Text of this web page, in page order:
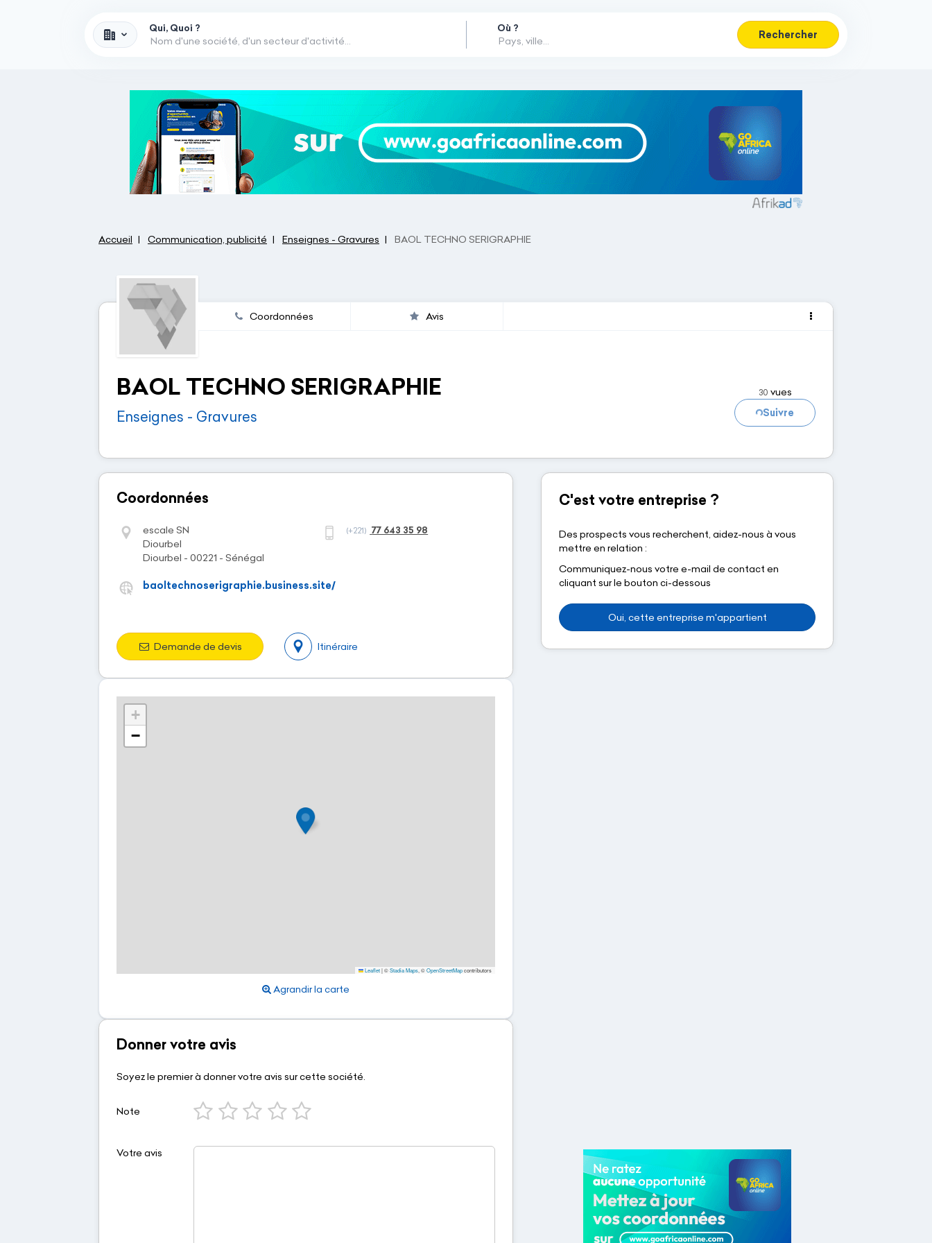
Qui, Quoi ? Où ?
Rechercher
Accueil Communication, publicité Enseignes - Gravures BAOL TECHNO SERIGRAPHIE
Coordonnées Avis
BAOL TECHNO SERIGRAPHIE
Enseignes - Gravures
30 vues
Chargement...
Suivre
Coordonnées
escale SN
Diourbel
Diourbel - 00221 - Sénégal
baoltechnoserigraphie.business.site/
(+221) 77 643 35 98
Demande de devis Itinéraire
+
−
Leaflet |©Stadia Maps , ©OpenStreetMapcontributors
Agrandir la carte
Donner votre avis
Soyez le premier à donner votre avis sur cette société.
Note
Votre avis
C'est votre entreprise ?
Des prospects vous recherchent, aidez-nous à vous
mettre en relation :
Communiquez-nous votre e-mail de contact en
cliquant sur le bouton ci-dessous
Oui, cette entreprise m'appartient